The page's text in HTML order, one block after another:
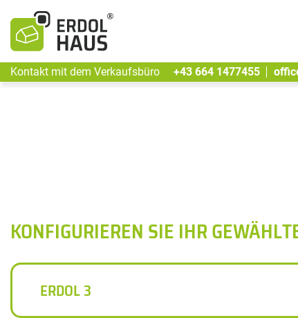
Kontakt mit dem Verkaufsbüro +43 664 1477455
KONFIGURIEREN SIE IHR
ERDOL 3